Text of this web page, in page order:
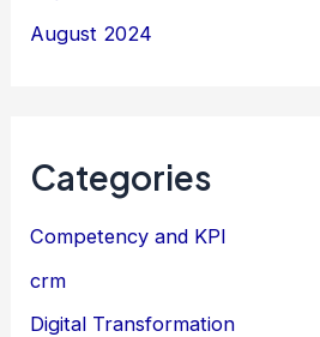
August 2024
Categories
Competency and KPI
crm
Digital Transformation